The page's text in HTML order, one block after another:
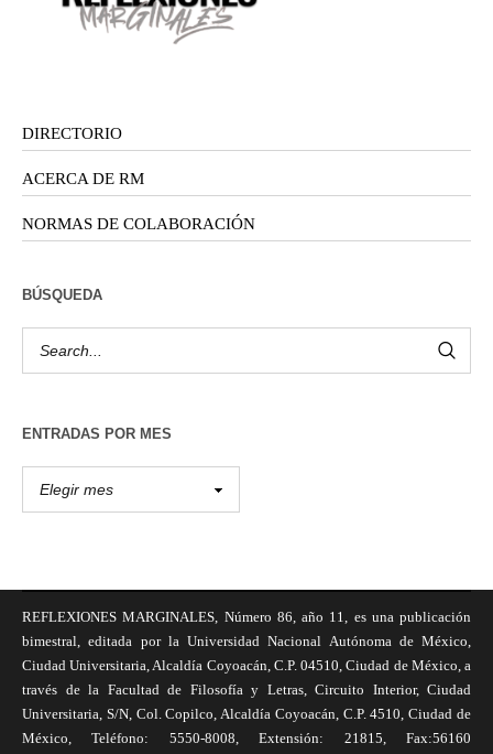
DIRECTORIO
ACERCA DE RM
NORMAS DE COLABORACIÓN
BÚSQUEDA
ENTRADAS POR MES
REFLEXIONES MARGINALES, Número 86, año 11, es una publicación
bimestral, editada por la Universidad Nacional Autónoma de México,
Ciudad Universitaria, Alcaldía Coyoacán, C.P. 04510, Ciudad de México, a
través de la Facultad de Filosofía y Letras, Circuito Interior, Ciudad
Universitaria, S/N, Col. Copilco, Alcaldía Coyoacán, C.P. 4510, Ciudad de
México, Teléfono: 5550-8008, Extensión: 21815, Fax:56160